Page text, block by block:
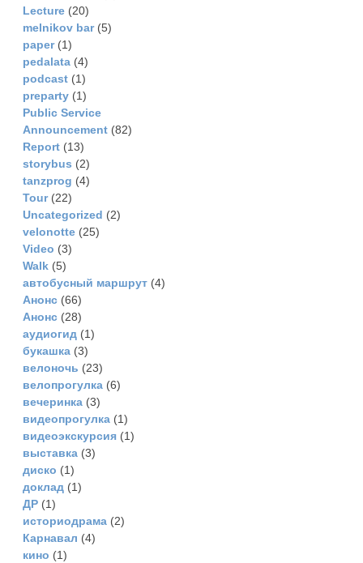
Lecture (20)
melnikov bar(5)
paper(1)
pedalata (4)
podcast (1)
preparty (1)
Public Service
Announcement (82)
Report (13)
storybus (2)
tanzprog (4)
Tour(22)
Uncategorized (2)
velonotte (25)
Video (3)
Walk (5)
автобусный маршрут (4)
Анонс (66)
Анонс (28)
аудиогид (1)
букашка (3)
велоночь (23)
велопрогулка (6)
вечеринка (3)
видеопрогулка (1)
видеоэкскурсия (1)
выставка (3)
диско (1)
доклад (1)
ДР (1)
историодрама (2)
Карнавал (4)
кино (1)